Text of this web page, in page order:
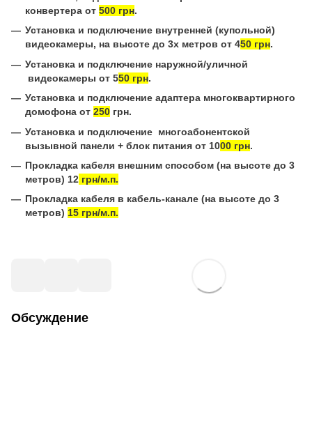
конвертера от 500 грн.
Установка и подключение внутренней (купольной)
видеокамеры, на высоте до 3х метров от 450 грн.
Установка и подключение наружной/уличной
видеокамеры от 550 грн.
Установка и подключение адаптера многоквартирного
домофона от 250 грн.
Установка и подключение многоабонентской
вызывной панели + блок питания от 1000 грн.
Прокладка кабеля внешним способом (на высоте до 3
метров) 12 грн/м.п.
Прокладка кабеля в кабель-канале (на высоте до 3
метров) 15 грн/м.п.
Обсуждение